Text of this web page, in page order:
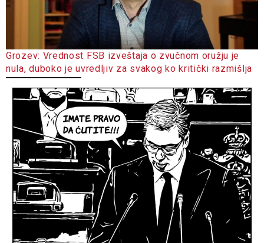
Grozev: Vrednost FSB izveštaja o zvučnom oružju je
nula, duboko je uvredljiv za svakog ko kritički razmišlja